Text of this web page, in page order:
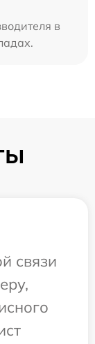
в
связи